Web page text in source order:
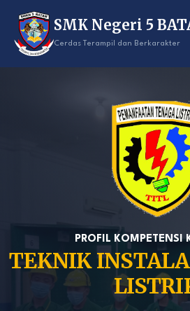
content
SMK Negeri 5
Cerdas Terampil dan Berkarakter
PROFIL KOMPETENSI
TEKNIK